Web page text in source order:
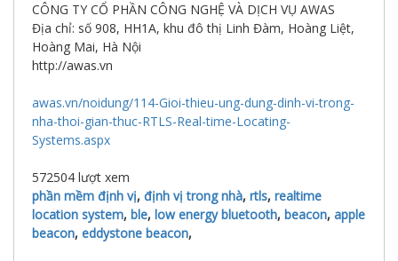
CÔNG TY CỔ PHẦN CÔNG NGHỆ VÀ DỊCH VỤ AWAS
Địa chỉ: số 908, HH1A, khu đô thị Linh Đàm, Hoàng Liệt,
Hoàng Mai, Hà Nội
http://awas.vn
awas.vn/noidung/114-Gioi-thieu-ung-dung-dinh-vi-trong-
nha-thoi-gian-thuc-RTLS-Real-time-Locating-
Systems.aspx
572504 lượt xem
phần mềm định vị, định vị trong nhà, rtls, realtime
location system, ble, low energy bluetooth, beacon, apple
beacon, eddystone beacon,